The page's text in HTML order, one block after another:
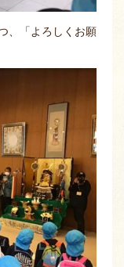
、「よろしくお願